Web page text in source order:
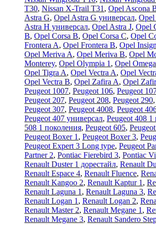
T30, Nissan X-Trail T31 , Opel Ascona
Astra G, Opel Astra G универсал,
Astra H универсал, Opel Astra J, Opel
B, Opel Corsa B, Opel Corsa C, Opel
Frontera A, Opel Frontera B, Opel
Opel Meriva A, Opel Meriva B, Opel
Monterey, Opel Olympia 1 , Opel
Opel Tigra A, Opel Vectra A, Opel
Opel Vectra В, Opel Zafira A, Opel
Peugeot 1007, Peugeot 106, Peugeot
Peugeot 207, Peugeot 208, Peugeot 290,
Peugeot 307, Peugeot 4008, Peugeot
Peugeot 407 универсал, Peugeot 408 1
508 1 поколения, Peugeot 605,
Peugeot Boxer 1 , Peugeot Boxer 3,
Peugeot Expert 3 Long type, Peugeot
Partner 2, Pontiac Fierebird 3, Pontiac
Renault Duster 1 дорестайл, Renault
Renault Espace 4, Renault Fluence,
Renault Kangoo 2, Renault Kaptur 1 ,
Renault Laguna 1 , Renault Laguna 3,
Renault Logan 1 , Renault Logan 2,
Renault Master 2, Renault Megane 1 ,
Renault Megane 3, Renault Sandero